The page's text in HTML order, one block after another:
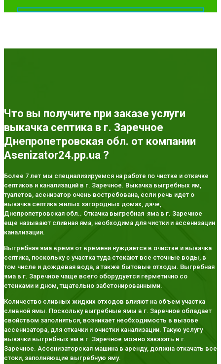
Что вы получите при заказе услуги
выкачка септика в г. Заречное
Днепропетровская обл. от компании
Asenizator24.pp.ua ?
Более 7 лет мы специализируемся на работе по чистке и откачке
септиков и канализаций в г. Заречное. Выкачка выгребных ям,
туалетов, асенизатор очень востребована, если речь идет о
выкачка септика жилых загородных домах, даче,
Днепропетровская обл.. Откачка выгребная яма в г. Заречное
еще называют сливная яма, необходима для чистки и ассенизации
канализации.
Выгребная яма время от времени нуждается в очистке и выкачка
септика, поскольку с участка туда стекают все сточные воды, в
том числе и дождевая вода, а также бытовые отходы. Выгребная
яма в г. Заречное чаще всего оборудуется герметично со
стенками и дном, тщательно забетонированными.
Количество сливных жидких отходов влияют на объем участка
сливной ямы. Поскольку выгребные ямы в г. Заречное обладает
свойством заполняться, возникает необходимость в вызове
ассенизатора, для откачки и очистки канализации. Такую услугу
выкачки выгребных ям в г. Заречное можно заказать в г.
Заречное. Ассенизаторская машина в аренду, должна откачать все
стоки, заполняющие выгребную яму.